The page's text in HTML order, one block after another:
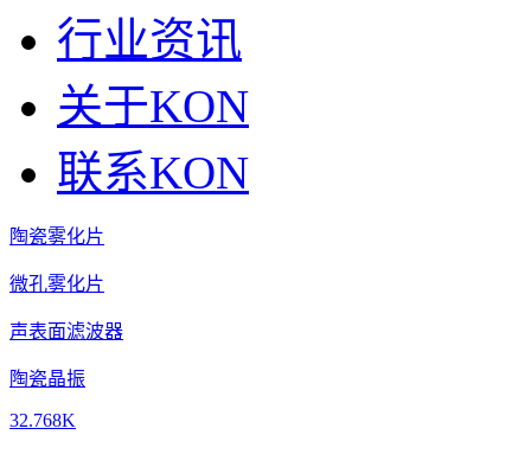
行业资讯
关于KON
联系KON
陶瓷雾化片
微孔雾化片
声表面滤波器
陶瓷晶振
32.768K